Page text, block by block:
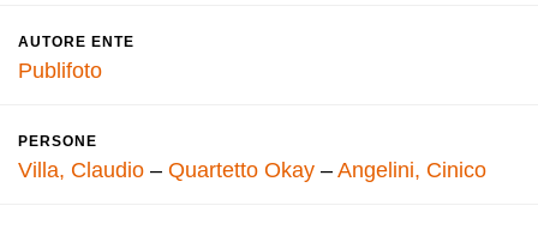
AUTORE ENTE
Publifoto
PERSONE
Villa, Claudio – Quartetto Okay – Angelini, Cinico